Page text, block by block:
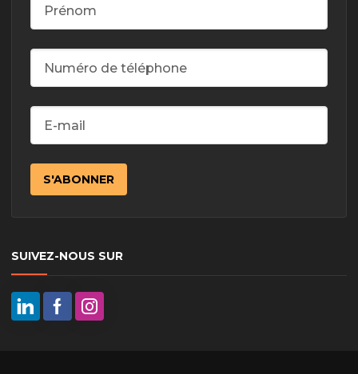
SUIVEZ-NOUS SUR